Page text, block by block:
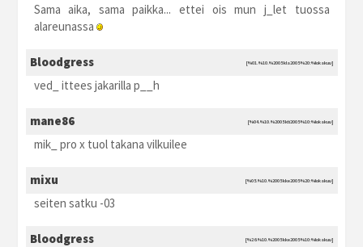
Sama aika, sama paikka... ettei ois mun j_let tuossa
alareunassa
Bloodgress [%01.%10.%2005 kla2005 %20:%lokakuu]
ved_ ittees jakarilla p__h
mane86 [%04.%10.%2005 kti2005 %10:%lokakuu]
mik_ pro x tuol takana vilkuilee
mixu [%05.%10.%2005 kke2005 %20:%lokakuu]
seiten satku -03
Bloodgress [%26.%10.%2005 kke2005 %10:%lokakuu]